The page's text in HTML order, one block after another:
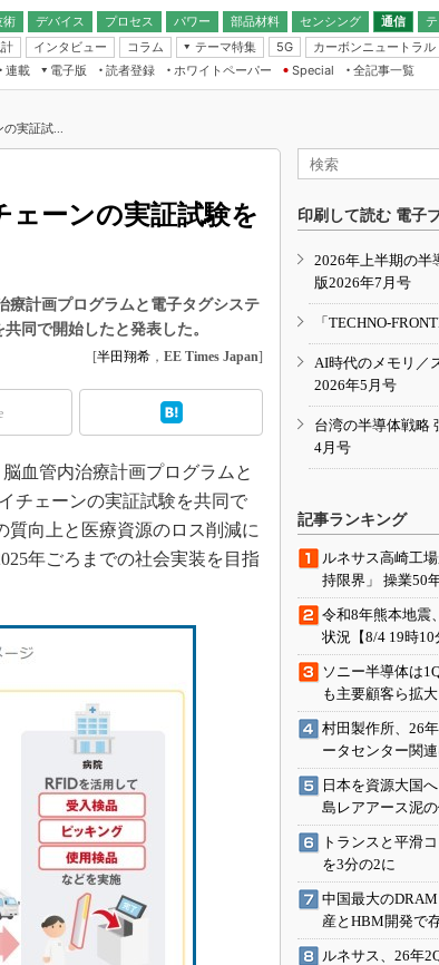
術
デバイス
プロセス パワー 部品材料 センシング
通信
無線
インタビュー コラム
テーマ特集
ルAI
（EE Times Research）
（EDN Japan）
トロニクス入門（EDN
5G カーボンニュートラル
IoT・エッジコンピューティング
EXPO
TECHNO-FRONTIER
人とくるま展
連載
電子版
読者登録 ホワイトペーパー
Special
全記事一覧
実証試...
ェーンの実証試験を
療計画プログラムと電子タグシステ
同で開始したと発表した。
[半田翔希 ， EE Times Japan]
血管内治療計画プログラムと
チェーンの実証試験を共同で
質向上と医療資源のロス削減に
年ごろまでの社会実装を目指
印刷して読む 電子
2026年上半期の
版2026年7月号
「TECHNO-
AI時代のメモリ
2026年5月号
台湾の半導体戦
4月号
記事ランキング
ルネサス高崎工
持限界」 操業50
令和8年熊本地震
状況【8/4 19時10
ソニー半導体は
も主要顧客ら拡大
村田製作所、26
ータセンター関
日本を資源大国
島レアアース泥
トランスと平滑
を3分の2に
中国最大の
産とHBM開発で
ルネサス、26年